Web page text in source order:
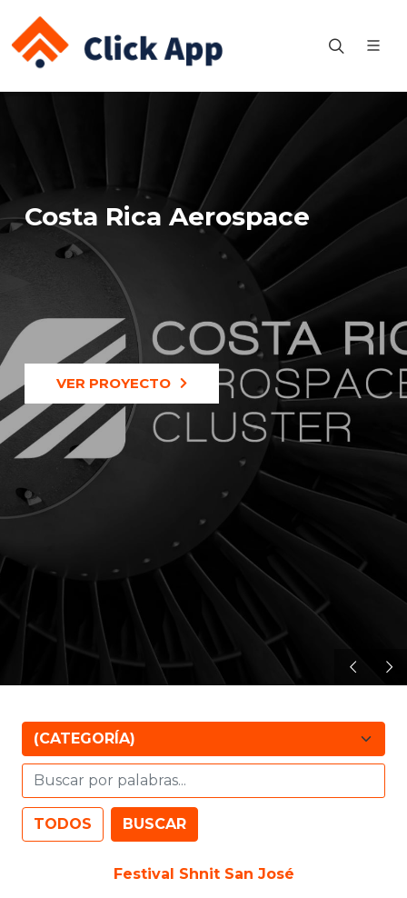
Costa Rica Aerospace
VER PROYECTO
Festival Shnit San José